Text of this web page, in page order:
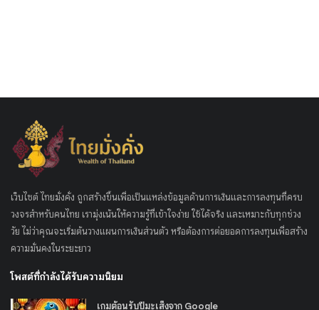
เว็บไซต์ ไทยมั่งคั่ง ถูกสร้างขึ้นเพื่อเป็นแหล่งข้อมูลด้านการเงินและการลงทุนที่ครบ
วงจรสำหรับคนไทย เรามุ่งเน้นให้ความรู้ที่เข้าใจง่าย ใช้ได้จริง และเหมาะกับทุกช่วง
วัย ไม่ว่าคุณจะเริ่มต้นวางแผนการเงินส่วนตัว หรือต้องการต่อยอดการลงทุนเพื่อสร้าง
ความมั่นคงในระยะยาว
โพสต์ที่กำลังได้รับความนิยม
เกมต้อนรับปีมะเส็งจาก Google